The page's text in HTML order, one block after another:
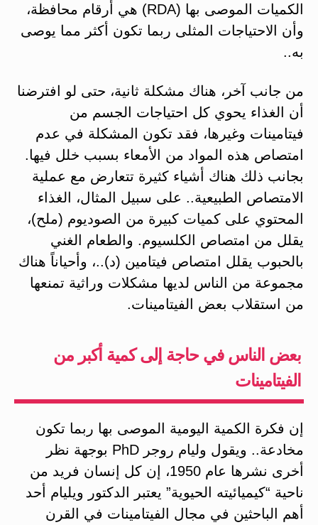
الكميات الموصى بها (RDA) هي أرقام محافظة،
وأن الاحتياجات المثلى ربما تكون أكثر مما يوصى
به..
من جانب آخر، هناك مشكلة ثانية، حتى لو افترضنا
أن الغذاء يحوي كل احتياجات الجسم من
فيتامينات وغيرها، فقد تكون المشكلة في عدم
امتصاص هذه المواد من الأمعاء بسبب خلل فيها.
بجانب ذلك هناك أشياء كثيرة تتعارض مع عملية
الامتصاص الطبيعية.. على سبيل المثال، الغذاء
المحتوي على كميات كبيرة من الصوديوم (ملح)،
يقلل من امتصاص الكلسيوم. والطعام الغني
بالحبوب يقلل امتصاص فيتامين (د)..، وأحياناً هناك
مجموعة من الناس لديها مشكلات وراثية تمنعها
من استقلاب بعض الفيتامينات.
بعض الناس في حاجة إلى كمية أكبر من
الفيتامينات
إن فكرة الكمية اليومية الموصى بها ربما تكون
مخادعة.. ويقول وليام روجر PhD بوجهة نظر
أخرى نشرها عام 1950، إن كل إنسان فريد من
ناحية “كيميائيته الحيوية” يعتبر الدكتور ويليام أحد
أهم الباحثين في مجال الفيتامينات في القرن